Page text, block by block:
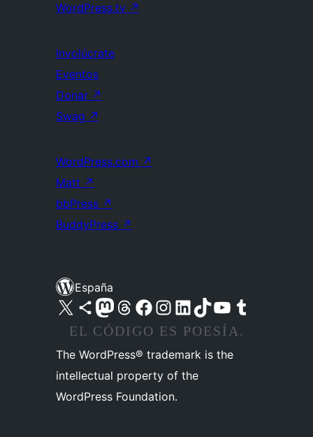
WordPress.tv ↗
Involúcrate
Eventos
Donar ↗
Swag ↗
WordPress.com ↗
Matt ↗
bbPress ↗
BuddyPress ↗
España
Visita nuestra cuenta de X (anteriormente Twitter)
Visita nuestra cuenta de Bluesky
Visita nuestra cuenta de Mastodon
Visita nuestra cuenta de Threads
Visita nuestra página de Facebook
Visita nuestra cuenta de Instagram
Visita nuestra cuenta de LinkedIn
Visita nuestra cuenta de TikTok
Visita nuestro canal de YouTube
Visita nuestra cuenta de Tumblr
EL CÓDIGO ES POESÍA.
The WordPress® trademark is the
intellectual property of the
WordPress Foundation.